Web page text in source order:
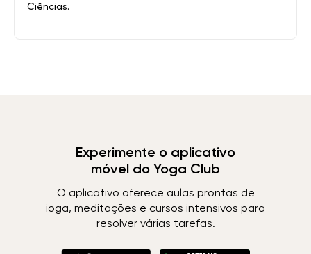
Ciências.
Experimente o aplicativo
móvel do Yoga Club
O aplicativo oferece aulas prontas de
ioga, meditações e cursos intensivos para
resolver várias tarefas.